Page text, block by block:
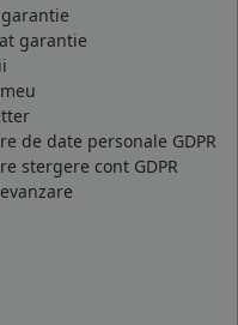
garantie
de date personale GDPR
stergere cont GDPR